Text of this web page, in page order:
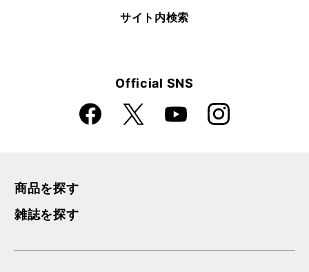
サイト内検索
Official SNS
Faceboo
k
X YouTube Instagra
m
商品を探す
雑誌を探す